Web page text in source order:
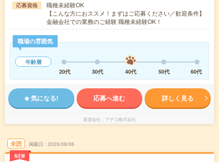
応募資格
職種未経験OK
【こんな方におススメ！まずはご応募ください／歓迎条件】
金融会社での業務のご経験 職種未経験OK！
職場の雰囲気
年齢層
20代
30代 40代 50代 60代
気になる! 応募へ進む 詳しく見る
派遣会社 アデコ株式会社
未読
NEW
掲載日 2026/08/06